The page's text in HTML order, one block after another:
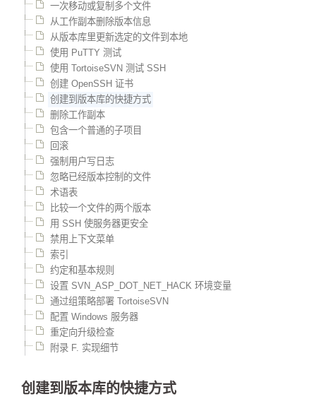
一次移动或复制多个文件
从工作副本删除版本信息
从版本库里更新选定的文件到本地
使用 PuTTY 测试
使用 TortoiseSVN 测试 SSH
创建 OpenSSH 证书
创建到版本库的快捷方式
删除工作副本
包含一个普通的子项目
回滚
强制用户写日志
忽略已经版本控制的文件
术语表
比较一个文件的两个版本
用 SSH 使服务器更安全
禁用上下文菜单
索引
约定和基本规则
设置 SVN_ASP_DOT_NET_HACK 环境变量
通过组策略部署 TortoiseSVN
配置 Windows 服务器
重定向升级检查
附录 F. 实现细节
创建到版本库的快捷方式